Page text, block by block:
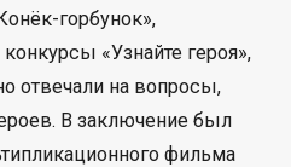
горбунок»,
«Узнайте героя»,
отвечали на вопросы,
В заключение был
фильма